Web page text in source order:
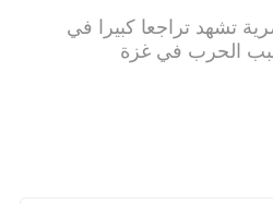
تشهد تراجعا كبيرا في
الحرب في غزة